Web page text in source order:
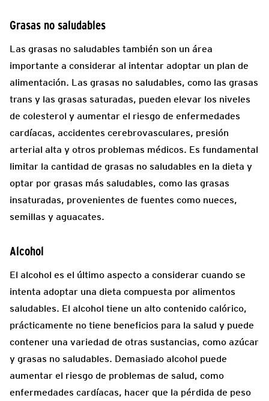
Grasas no saludables
Las grasas no saludables también son un área
importante a considerar al intentar adoptar un plan de
alimentación. Las grasas no saludables, como las grasas
trans y las grasas saturadas, pueden elevar los niveles
de colesterol y aumentar el riesgo de enfermedades
cardíacas, accidentes cerebrovasculares, presión
arterial alta y otros problemas médicos. Es fundamental
limitar la cantidad de grasas no saludables en la dieta y
optar por grasas más saludables, como las grasas
insaturadas, provenientes de fuentes como nueces,
semillas y aguacates.
Alcohol
El alcohol es el último aspecto a considerar cuando se
intenta adoptar una dieta compuesta por alimentos
saludables. El alcohol tiene un alto contenido calórico,
prácticamente no tiene beneficios para la salud y puede
contener una variedad de otras sustancias, como azúcar
y grasas no saludables. Demasiado alcohol puede
aumentar el riesgo de problemas de salud, como
enfermedades cardíacas, hacer que la pérdida de peso